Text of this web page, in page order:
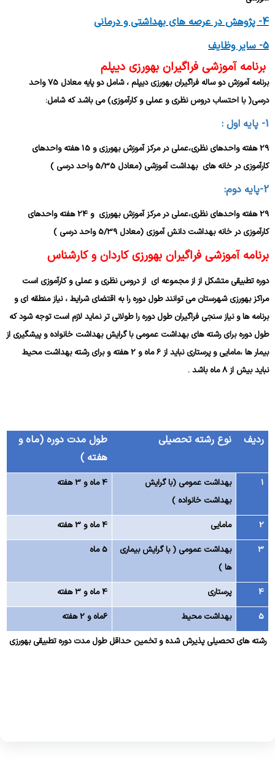
4- پژوهش در عرصه های بهداشتی و درمانی
5- سایر وظایف
برنامه آموزشی فراگیران بهورزی دیپلم
برنامه آموزش دو ساله فراگیران بهورزی دیپلم ، شامل دو پایه معادل 75 واحد
درسی( با احتساب دروس نظری و عملی و کارآموزی) می باشد که شامل:
1- پایه اول :
29 هفته واحدهای نظری،عملی در مرکز آموزش بهورزی و 15 هفته واحدهای
کارآموزی در خانه های بهداشت آموزشی (معادل 5/35 واحد درسی )
2-پایه دوم:
29 هفته واحدهای نظری،عملی در مرکز آموزش بهورزی و 24 هفته واحدهای
کارآموزی در خانه بهداشت دانش آموزی (معادل 5/39 واحد درسی )
برنامه آموزشی فراگیران بهورزی کاردان و کارشناس
دوره تطبیقی متشکل از از مجموعه ای از دروس نظری و عملی و کارآموزی است
مراکز بهورزی شهرستان می توانند طول دوره را به اقتضای شرایط ، نیاز منطقه ای و
برنامه ها و نیاز سنجی فراگیران طول دوره را طولانی تر نماید لازم است توجه شود که
طول دوره برای رشته های بهداشت عمومی با گرایش بهداشت خانواده و پیشگیری از
بیمار ها ،مامایی و پرستاری نباید از 6 ماه و 2 هفته و برای رشته بهداشت محیط
نباید بیش از 8 ماه باشد .
ردیف نوع رشته تحصیلی
طول مدت دوره (ماه و
هفته )
1
بهداشت عمومی (با گرایش
بهداشت خانواده )
4 ماه و 3 هفته
2 مامایی
4 ماه و 3 هفته
3
بهداشت عمومی ( با گرایش بیماری
ها )
5 ماه
4 پرستاری
4 ماه و 3 هفته
5
بهداشت محیط
6ماه و 2 هفته
رشته های تحصیلی پذیرش شده و تخمین حداقل طول مدت دوره تطبیقی بهورزی